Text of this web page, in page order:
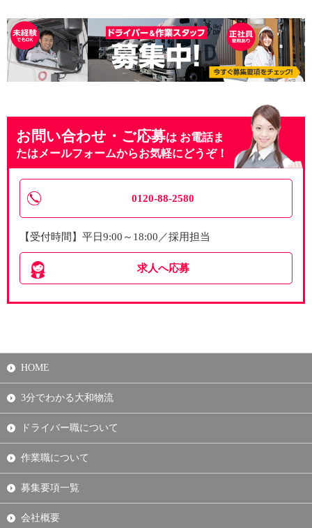
お問い合わせ・ご応募は お電話ま
たはメールフォームからお気軽にどうぞ！
0120-88-2580
【受付時間】平日9:00～18:00／採用担当
求人へ応募
HOME
3分でわかる大和物流
ドライバー職について
作業職について
募集要項一覧
会社概要